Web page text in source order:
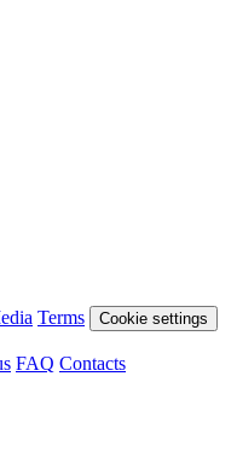
Terms Cookie settings
FAQ Contacts